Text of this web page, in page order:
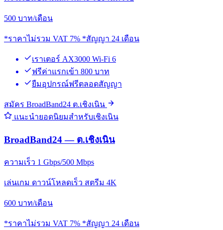
500 บาท/เดือน
*ราคาไม่รวม VAT 7% *สัญญา 24 เดือน
เราเตอร์ AX3000 Wi-Fi 6
ฟรีค่าแรกเข้า 800 บาท
ยืมอุปกรณ์ฟรีตลอดสัญญา
สมัคร BroadBand24 ต.เชิงเนิน
แนะนำยอดนิยมสำหรับเชิงเนิน
BroadBand24 — ต.เชิงเนิน
ความเร็ว 1 Gbps/500 Mbps
เล่นเกม ดาวน์โหลดเร็ว สตรีม 4K
600 บาท/เดือน
*ราคาไม่รวม VAT 7% *สัญญา 24 เดือน